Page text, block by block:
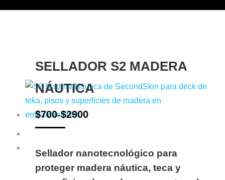
SELLADOR S2 MADERA
NÁUTICA
$700-$2900
Sellador nanotecnológico para
proteger madera náutica, teca y